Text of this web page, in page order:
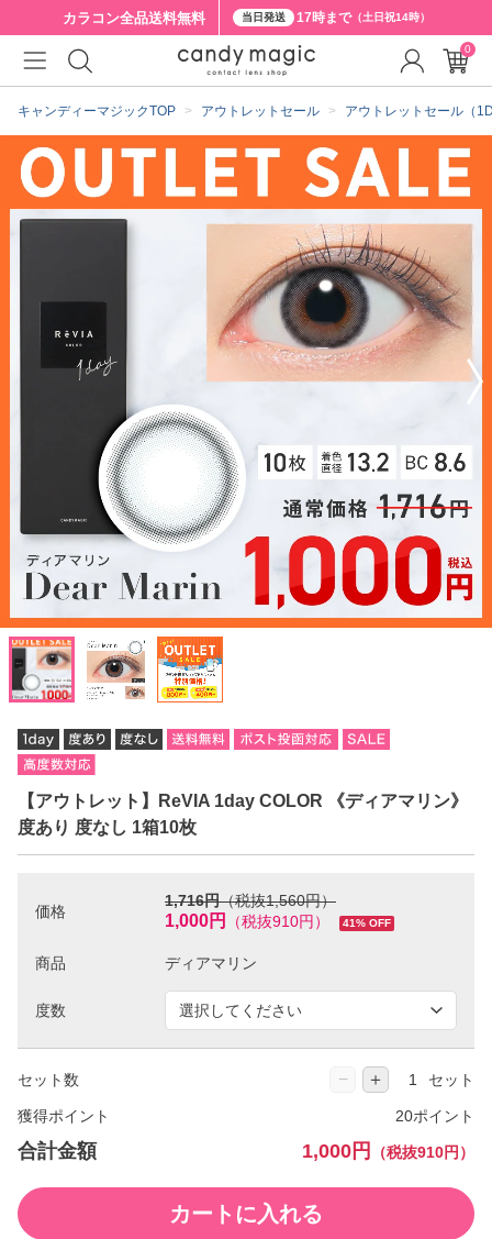
カラコン全品送料無料 当日発送 17時まで（土日祝14時）
キャンディーマジックTOP アウトレットセール アウトレットセール（
【アウトレット】ReVIA 1day COLOR 《ディアマリン》
度あり 度なし 1箱10枚
価格
1,716円（税抜1,560円）
1,000円 （税抜910円） 41% OFF
商品
度数
セット数 − ＋ セット
獲得ポイント 20ポイント
合計金額 1,000円 （税抜910円）
カートに入れる
0
クーポン詳細